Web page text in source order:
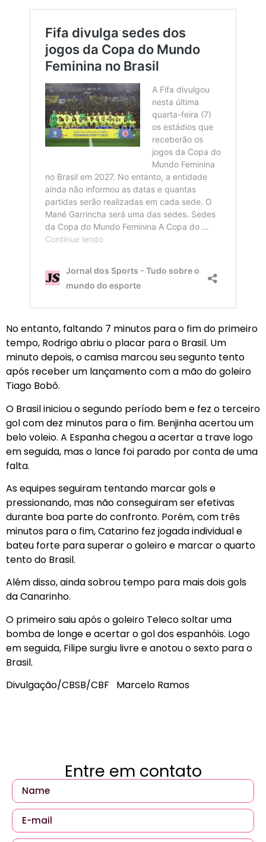
No entanto, faltando 7 minutos para o fim do primeiro
tempo, Rodrigo abriu o placar para o Brasil. Um
minuto depois, o camisa marcou seu segunto tento
após receber um lançamento com a mão do goleiro
Tiago Bobô.
O Brasil iniciou o segundo período bem e fez o terceiro
gol com dez minutos para o fim. Benjinha acertou um
belo voleio. A Espanha chegou a acertar a trave logo
em seguida, mas o lance foi parado por conta de uma
falta.
As equipes seguiram tentando marcar gols e
pressionando, mas não conseguiram ser efetivas
durante boa parte do confronto. Porém, com três
minutos para o fim, Catarino fez jogada individual e
bateu forte para superar o goleiro e marcar o quarto
tento do Brasil.
Além disso, ainda sobrou tempo para mais dois gols
da Canarinho.
O primeiro saiu após o goleiro Teleco soltar uma
bomba de longe e acertar o gol dos espanhóis. Logo
em seguida, Filipe surgiu livre e anotou o sexto para o
Brasil.
Divulgação/CBSB/CBF Marcelo Ramos
Entre em contato